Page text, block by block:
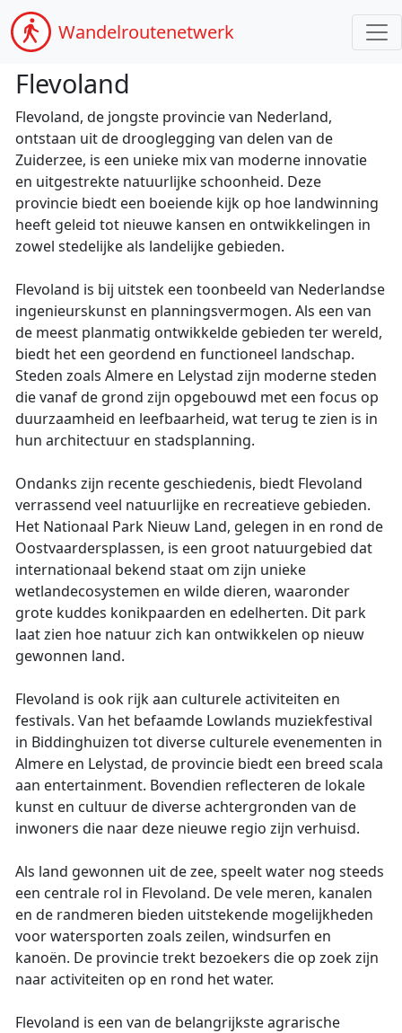
Wandelroutenetwerk
Flevoland
Flevoland, de jongste provincie van Nederland,
ontstaan uit de drooglegging van delen van de
Zuiderzee, is een unieke mix van moderne innovatie
en uitgestrekte natuurlijke schoonheid. Deze
provincie biedt een boeiende kijk op hoe landwinning
heeft geleid tot nieuwe kansen en ontwikkelingen in
zowel stedelijke als landelijke gebieden.
Flevoland is bij uitstek een toonbeeld van Nederlandse
ingenieurskunst en planningsvermogen. Als een van
de meest planmatig ontwikkelde gebieden ter wereld,
biedt het een geordend en functioneel landschap.
Steden zoals Almere en Lelystad zijn moderne steden
die vanaf de grond zijn opgebouwd met een focus op
duurzaamheid en leefbaarheid, wat terug te zien is in
hun architectuur en stadsplanning.
Ondanks zijn recente geschiedenis, biedt Flevoland
verrassend veel natuurlijke en recreatieve gebieden.
Het Nationaal Park Nieuw Land, gelegen in en rond de
Oostvaardersplassen, is een groot natuurgebied dat
internationaal bekend staat om zijn unieke
wetlandecosystemen en wilde dieren, waaronder
grote kuddes konikpaarden en edelherten. Dit park
laat zien hoe natuur zich kan ontwikkelen op nieuw
gewonnen land.
Flevoland is ook rijk aan culturele activiteiten en
festivals. Van het befaamde Lowlands muziekfestival
in Biddinghuizen tot diverse culturele evenementen in
Almere en Lelystad, de provincie biedt een breed scala
aan entertainment. Bovendien reflecteren de lokale
kunst en cultuur de diverse achtergronden van de
inwoners die naar deze nieuwe regio zijn verhuisd.
Als land gewonnen uit de zee, speelt water nog steeds
een centrale rol in Flevoland. De vele meren, kanalen
en de randmeren bieden uitstekende mogelijkheden
voor watersporten zoals zeilen, windsurfen en
kanoën. De provincie trekt bezoekers die op zoek zijn
naar activiteiten op en rond het water.
Flevoland is een van de belangrijkste agrarische